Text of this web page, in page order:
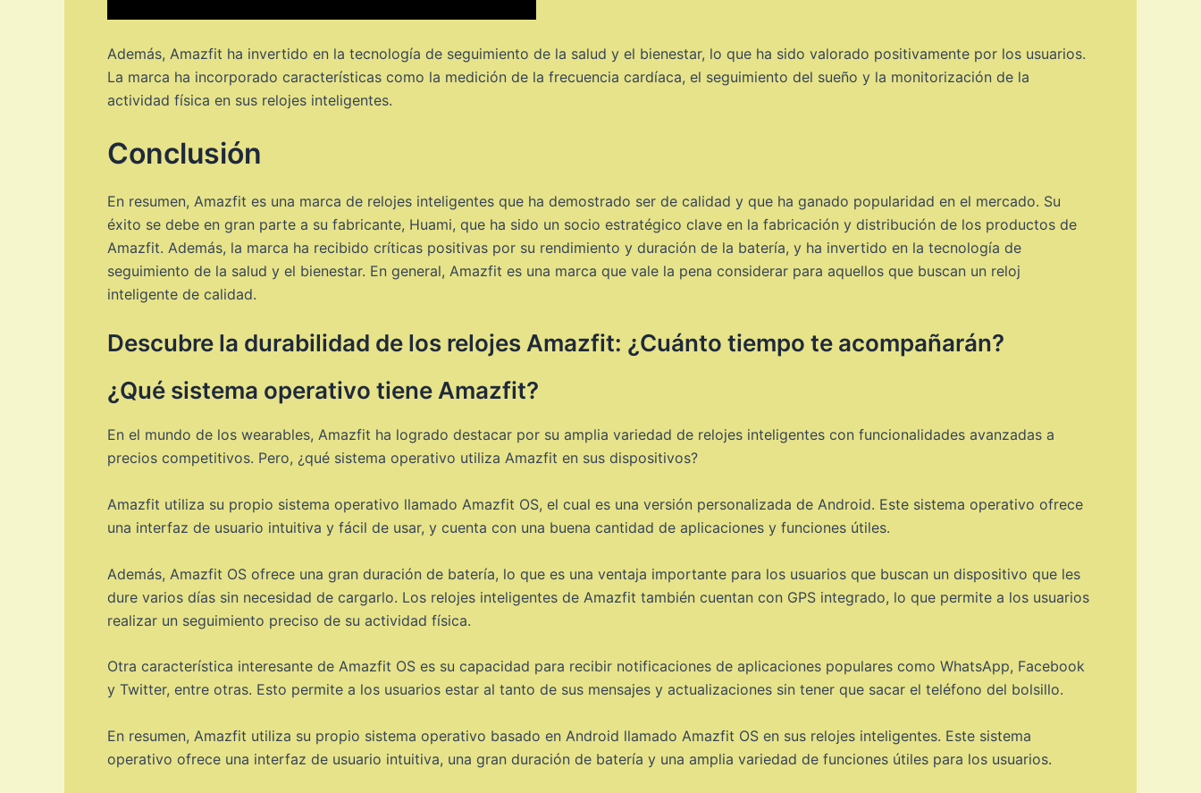
Además, Amazfit ha invertido en la tecnología de seguimiento de la salud y el bienestar, lo que ha sido valorado positivamente por los usuarios.
La marca ha incorporado características como la medición de la frecuencia cardíaca, el seguimiento del sueño y la monitorización de la
actividad física en sus relojes inteligentes.
Conclusión
En resumen, Amazfit es una marca de relojes inteligentes que ha demostrado ser de calidad y que ha ganado popularidad en el mercado. Su
éxito se debe en gran parte a su fabricante, Huami, que ha sido un socio estratégico clave en la fabricación y distribución de los productos de
Amazfit. Además, la marca ha recibido críticas positivas por su rendimiento y duración de la batería, y ha invertido en la tecnología de
seguimiento de la salud y el bienestar. En general, Amazfit es una marca que vale la pena considerar para aquellos que buscan un reloj
inteligente de calidad.
Descubre la durabilidad de los relojes Amazfit: ¿Cuánto tiempo te acompañarán?
¿Qué sistema operativo tiene Amazfit?
En el mundo de los wearables, Amazfit ha logrado destacar por su amplia variedad de relojes inteligentes con funcionalidades avanzadas a
precios competitivos. Pero, ¿qué sistema operativo utiliza Amazfit en sus dispositivos?
Amazfit utiliza su propio sistema operativo llamado Amazfit OS, el cual es una versión personalizada de Android. Este sistema operativo ofrece
una interfaz de usuario intuitiva y fácil de usar, y cuenta con una buena cantidad de aplicaciones y funciones útiles.
Además, Amazfit OS ofrece una gran duración de batería, lo que es una ventaja importante para los usuarios que buscan un dispositivo que les
dure varios días sin necesidad de cargarlo. Los relojes inteligentes de Amazfit también cuentan con GPS integrado, lo que permite a los usuarios
realizar un seguimiento preciso de su actividad física.
Otra característica interesante de Amazfit OS es su capacidad para recibir notificaciones de aplicaciones populares como WhatsApp, Facebook
y Twitter, entre otras. Esto permite a los usuarios estar al tanto de sus mensajes y actualizaciones sin tener que sacar el teléfono del bolsillo.
En resumen, Amazfit utiliza su propio sistema operativo basado en Android llamado Amazfit OS en sus relojes inteligentes. Este sistema
operativo ofrece una interfaz de usuario intuitiva, una gran duración de batería y una amplia variedad de funciones útiles para los usuarios.